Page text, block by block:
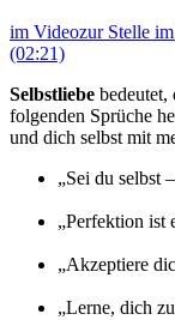
im Videozur Stelle
(02:21)
Selbstliebe
folgenden Sprüche
und dich selbst mit
„Sei du selbst
„Perfektion ist
„Akzeptiere
„Lerne, dich zu